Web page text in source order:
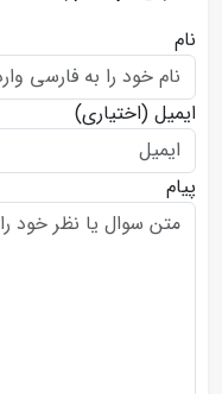
نام
ایمیل (اختیاری)
پیام